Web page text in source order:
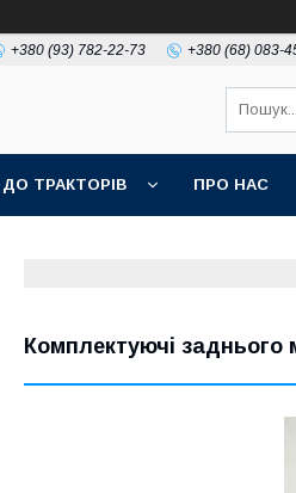
+380 (93) 782-22-73 +380 (68) 083-
ТРАКТОРІВ ПРО НАС
Комплектуючі